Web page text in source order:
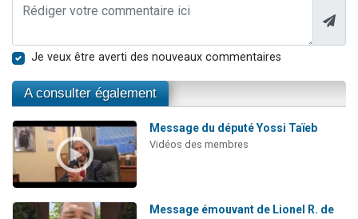
Je veux être averti des nouveaux commentaires
A consulter également
Message du député Yossi Taïeb
Vidéos des membres
Message émouvant de Lionel R. de